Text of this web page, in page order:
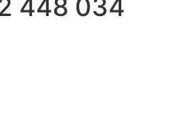
448 034